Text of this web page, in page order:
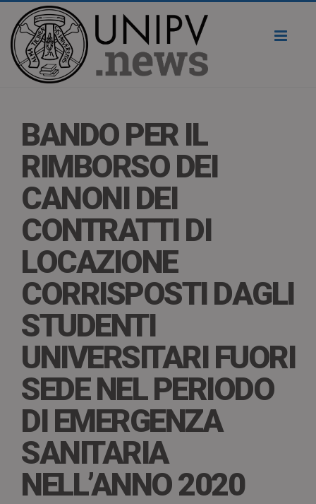
BANDO PER IL
RIMBORSO DEI
CANONI DEI
CONTRATTI DI
LOCAZIONE
CORRISPOSTI DAGLI
STUDENTI
UNIVERSITARI FUORI
SEDE NEL PERIODO
DI EMERGENZA
SANITARIA
NELL’ANNO 2020